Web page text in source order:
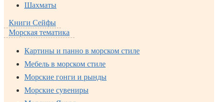
Шахматы
Книги Сейфы
Морская тематика
Картины и панно в морском стиле
Мебель в морском стиле
Морские гонги и рынды
Морские сувениры